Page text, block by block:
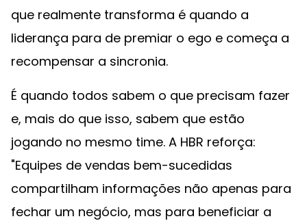
que realmente transforma é quando a
liderança para de premiar o ego e começa a
recompensar a sincronia.
É quando todos sabem o que precisam fazer
e, mais do que isso, sabem que estão
jogando no mesmo time. A HBR reforça:
"Equipes de vendas bem-sucedidas
compartilham informações não apenas para
fechar um negócio, mas para beneficiar a